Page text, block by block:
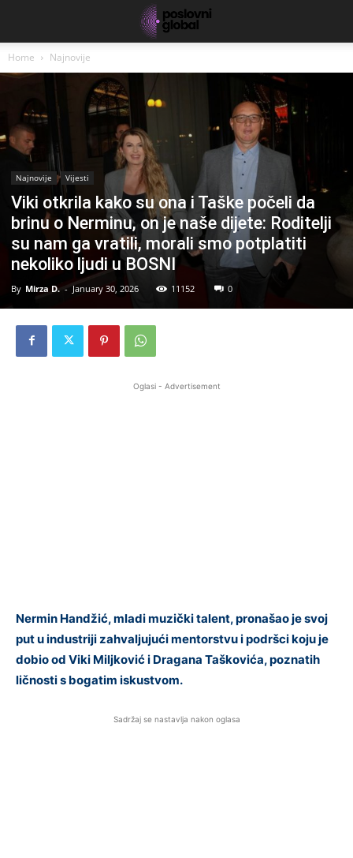
Home Najnovije
Najnovije Vijesti
Viki otkrila kako su ona i Taške počeli da
brinu o Nerminu, on je naše dijete: Roditelji
su nam ga vratili, morali smo potplatiti
nekoliko ljudi u BOSNI
By Mirza D. - January 30, 2026 11152 0
Oglasi - Advertisement
Nermin Handžić, mladi muzički talent, pronašao je svoj
put u industriji zahvaljujući mentorstvu i podršci koju je
dobio od Viki Miljković i Dragana Taškovića, poznatih
ličnosti s bogatim iskustvom.
Sadržaj se nastavlja nakon oglasa